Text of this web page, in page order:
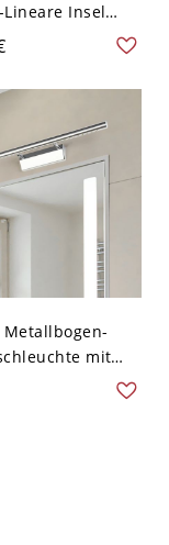
Insel
integrierten
- 110V-
cm
Antikbronze
mit
LED und
Design -